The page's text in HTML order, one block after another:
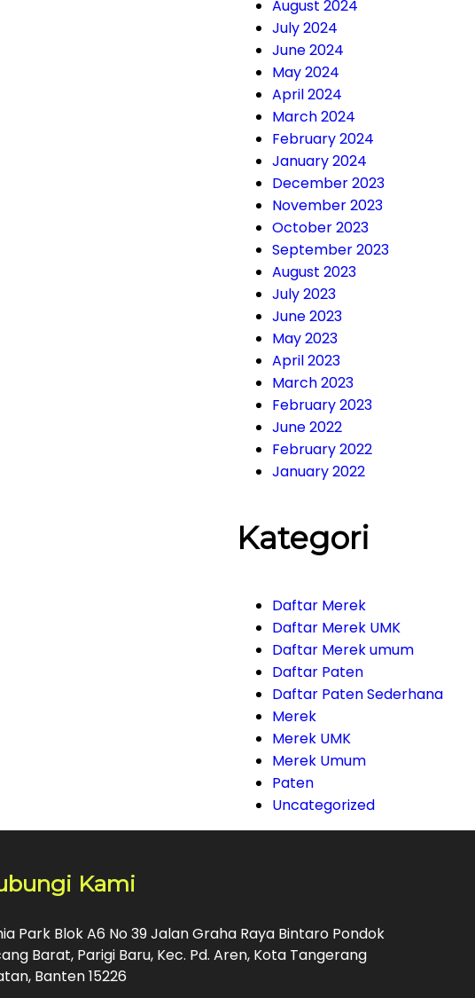
August 2024
July 2024
June 2024
May 2024
April 2024
March 2024
February 2024
January 2024
December 2023
November 2023
October 2023
September 2023
August 2023
July 2023
June 2023
May 2023
April 2023
March 2023
February 2023
June 2022
February 2022
January 2022
Kategori
Daftar Merek
Daftar Merek UMK
Daftar Merek umum
Daftar Paten
Daftar Paten Sederhana
Merek
Merek UMK
Merek Umum
Paten
Uncategorized
Kami
Park Blok A6 No 39 Jalan Graha Raya Bintaro Pondok
Barat, Parigi Baru, Kec. Pd. Aren, Kota Tangerang
Banten 15226